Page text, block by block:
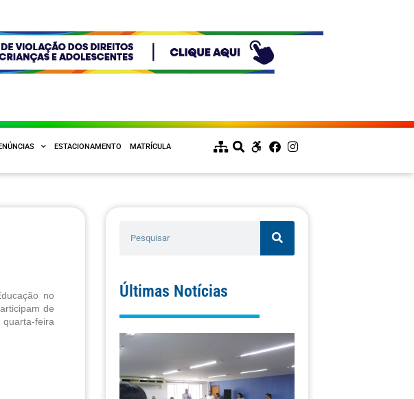
ESTACIONAMENTO MATRÍCULA
no
de
feira
Últimas Notícias